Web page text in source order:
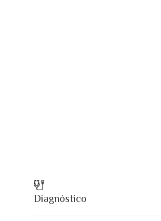
Diagnóstico